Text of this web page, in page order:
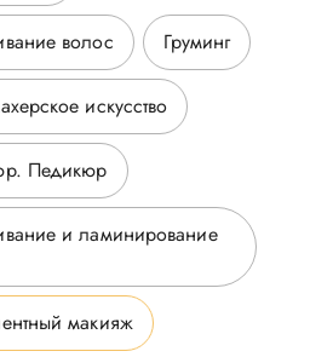
волос Груминг
искусство
Педикюр
и ламинирование
макияж